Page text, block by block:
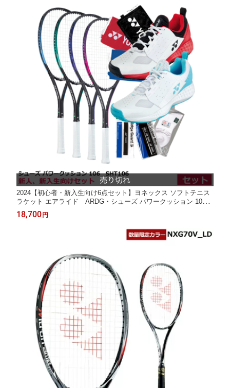
2024【初心者・新入生向け6点セット】ヨネックス ソフトテニス
ラケット エアライド ARDG・シューズ パワークッション 106
SHT106・マルチバック・ソックス・グリップテープ・ガードテ
ープ゜付(ガット張り上げ済み)
18,700円